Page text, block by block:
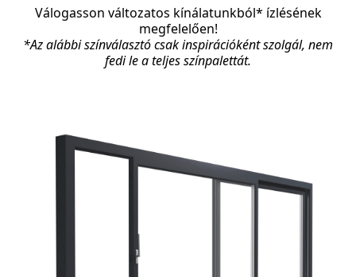
Válogasson változatos kínálatunkból* ízlésének
megfelelően!
*Az alábbi színválasztó csak inspirációként szolgál, nem
fedi le a teljes színpalettát.